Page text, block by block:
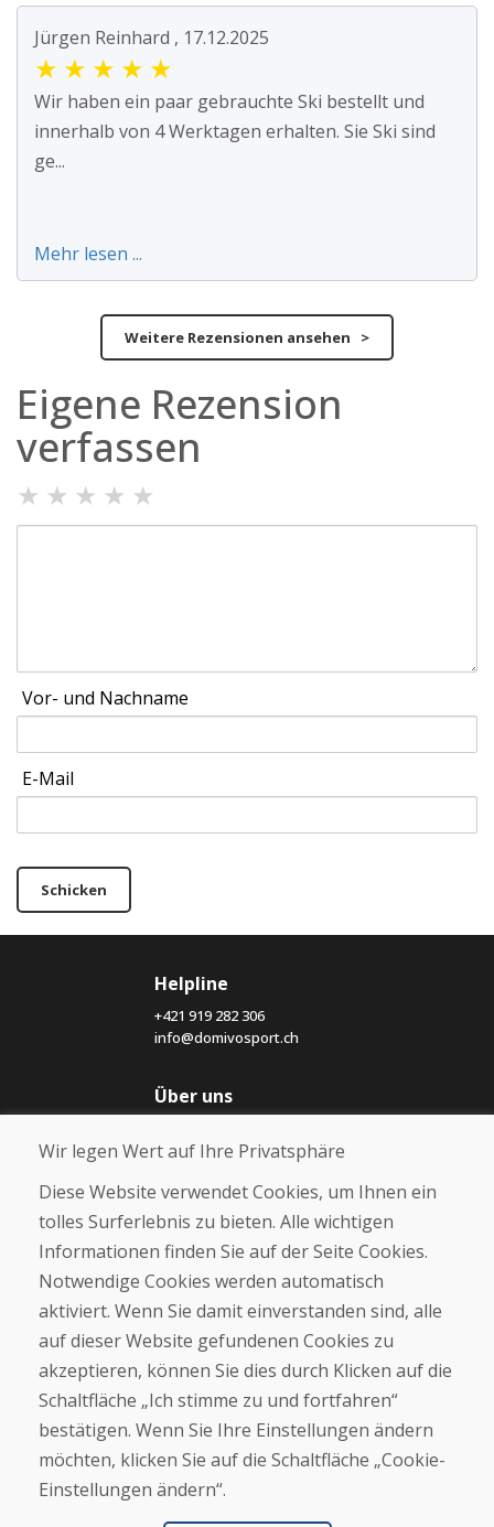
Jürgen Reinhard , 17.12.2025
★ ★ ★ ★ ★
Wir haben ein paar gebrauchte Ski bestellt und
innerhalb von 4 Werktagen erhalten. Sie Ski sind
ge...
Mehr lesen ...
Weitere Rezensionen ansehen >
Eigene Rezension
verfassen
★ ★ ★ ★ ★
Vor- und Nachname
E-Mail
Schicken
Helpline
+421 919 282 306
info@domivosport.ch
Über uns
Über uns
Kontakt
Kaufen
E-Shop
Geschäftsbedingungen
Zahlung
Beschwerde
Rückgabe und Umtausch von Waren
Cookies
Wir legen Wert auf Ihre Privatsphäre
Diese Website verwendet Cookies, um Ihnen ein
tolles Surferlebnis zu bieten. Alle wichtigen
Informationen finden Sie auf der Seite Cookies.
Notwendige Cookies werden automatisch
aktiviert. Wenn Sie damit einverstanden sind, alle
auf dieser Website gefundenen Cookies zu
akzeptieren, können Sie dies durch Klicken auf die
Schaltfläche „Ich stimme zu und fortfahren“
bestätigen. Wenn Sie Ihre Einstellungen ändern
möchten, klicken Sie auf die Schaltfläche „Cookie-
Einstellungen ändern“.